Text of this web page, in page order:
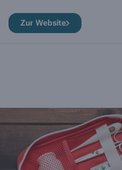
Zur Website